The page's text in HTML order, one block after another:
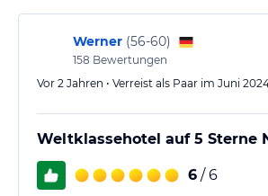
- vielen herzlichen Dank dafür!
Ausbildung des Personals
Werner (56-60)
158 Bewertungen
Vor 2 Jahren • Verreist als Paar im Juni
Weltklassehotel auf 5 Sterne
6 / 6